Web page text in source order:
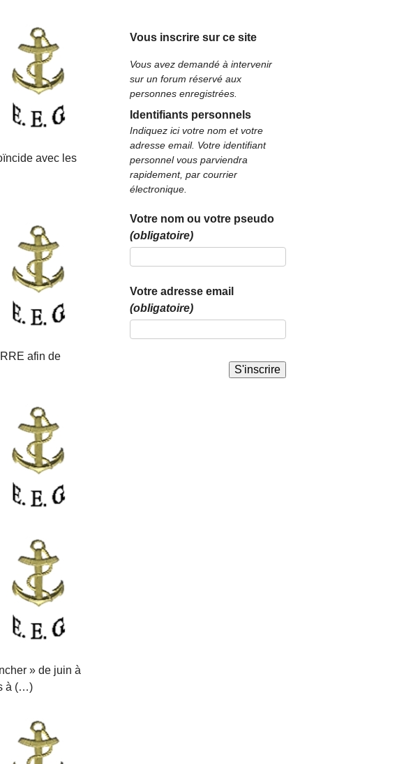
avec les
afin de
» de juin à
à (…)
Vous inscrire sur ce site
Vous avez demandé à intervenir
sur un forum réservé aux
personnes enregistrées.
Identifiants personnels
Indiquez ici votre nom et votre
adresse email. Votre identifiant
personnel vous parviendra
rapidement, par courrier
électronique.
Votre nom ou votre pseudo
(obligatoire)
Votre adresse email
(obligatoire)